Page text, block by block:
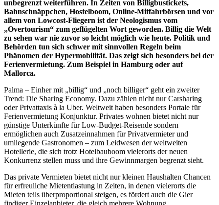
unbegrenzt weiterführen. In Zeiten von Billigbustickets,
Bahnschnäppchen, Hostelboom, Online-Mitfahrbörsen und vor
allem von Lowcost-Fliegern ist der Neologismus vom
„Overtourism“ zum geflügelten Wort geworden. Billig die Welt
zu sehen war nie zuvor so leicht möglich wie heute. Politik und
Behörden tun sich schwer mit sinnvollen Regeln beim
Phänomen der Hypermobilität. Das zeigt sich besonders bei der
Ferienvermietung. Zum Beispiel in Hamburg oder auf
Mallorca.
Palma – Einher mit „billig“ und „noch billiger“ geht ein zweiter
Trend: Die Sharing Economy. Dazu zählen nicht nur Carsharing
oder Privattaxis à la Uber. Weltweit haben besonders Portale für
Ferienvermietung Konjunktur. Privates wohnen bietet nicht nur
günstige Unterkünfte für Low-Budget-Reisende sondern
ermöglichen auch Zusatzeinnahmen für Privatvermieter und
umliegende Gastronomen – zum Leidwesen der weltweiten
Hotellerie, die sich trotz Hotelbauboom vielerorts der neuen
Konkurrenz stellen muss und ihre Gewinnmargen begrenzt sieht.
Das private Vermieten bietet nicht nur kleinen Haushalten Chancen
für erfreuliche Mietentlastung in Zeiten, in denen vielerorts die
Mieten teils überproportional steigen, es fördert auch die Gier
findiger Einzelanbieter, die gleich mehrere Wohnung